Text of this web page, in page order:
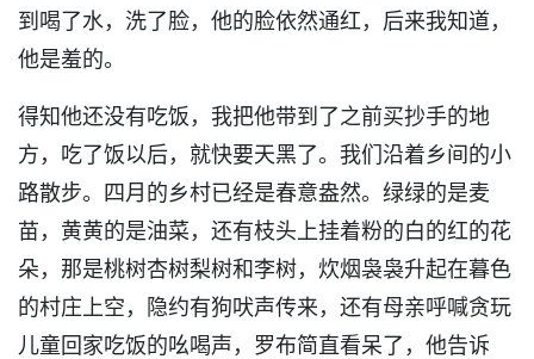
到喝了水，洗了脸，他的脸依然通红，后来我知道，
他是羞的。
得知他还没有吃饭，我把他带到了之前买抄手的地
方，吃了饭以后，就快要天黑了。我们沿着乡间的小
路散步。四月的乡村已经是春意盎然。绿绿的是麦
苗，黄黄的是油菜，还有枝头上挂着粉的白的红的花
朵，那是桃树杏树梨树和李树，炊烟袅袅升起在暮色
的村庄上空，隐约有狗吠声传来，还有母亲呼喊贪玩
儿童回家吃饭的吆喝声，罗布简直看呆了，他告诉